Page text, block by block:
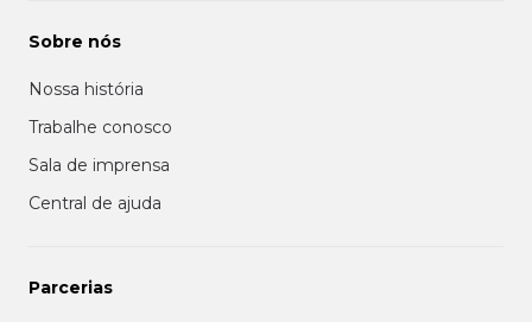
Sobre nós
Nossa história
Trabalhe conosco
Sala de imprensa
Central de ajuda
Parcerias